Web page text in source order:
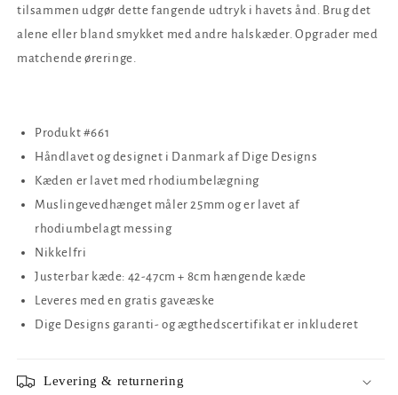
tilsammen udgør dette fangende udtryk i havets ånd. Brug det
alene eller bland smykket med andre halskæder. Opgrader med
matchende øreringe.
Produkt #661
Håndlavet og designet i Danmark af Dige Designs
Kæden er lavet med rhodiumbelægning
Muslingevedhænget måler 25mm og er lavet af
rhodiumbelagt messing
Nikkelfri
Justerbar kæde: 42-47cm + 8cm hængende kæde
Leveres med en gratis gaveæske
Dige Designs garanti- og ægthedscertifikat er inkluderet
Levering & returnering